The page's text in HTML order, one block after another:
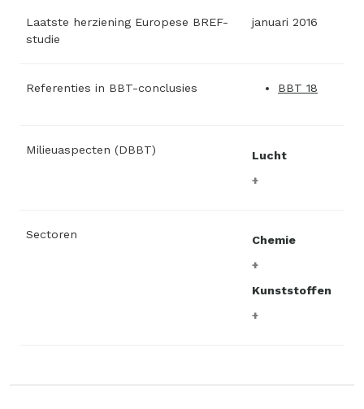
Laatste herziening Europese BREF-
studie
januari 2016
Referenties in BBT-conclusies BBT 18
Milieuaspecten (DBBT) Lucht
Sectoren Chemie
Kunststoffen